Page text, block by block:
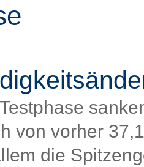
von vorher
die